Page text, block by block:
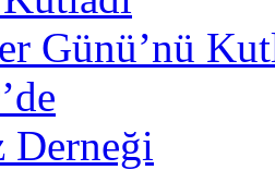
Günü’nü